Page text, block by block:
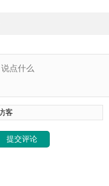
层房屋之五行属性，须与所在
吉。吉星宜高，凶星宜低：贪
星，其对应方位房屋...
提交评论